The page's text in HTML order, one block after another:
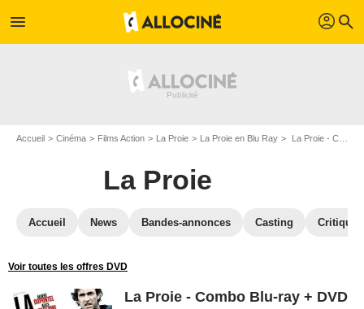
menu profil search
Accueil Cinéma Films Action La Proie La Proie en Blu Ray La Proie - Combo Blu-ray + DVD
La Proie
Accueil News Bandes-annonces Casting
Voir toutes les offres DVD
La Proie - Combo Blu-ray + DVD